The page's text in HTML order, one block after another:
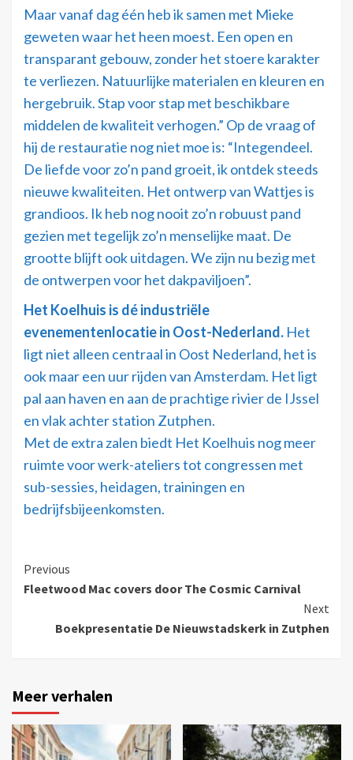
Maar vanaf dag één heb ik samen met Mieke
geweten waar het heen moest. Een open en
transparant gebouw, zonder het stoere karakter
te verliezen. Natuurlijke materialen en kleuren en
hergebruik. Stap voor stap met beschikbare
middelen de kwaliteit verhogen.” Op de vraag of
hij de restauratie nog niet moe is: “Integendeel.
De liefde voor zo’n pand groeit, ik ontdek steeds
nieuwe kwaliteiten. Het ontwerp van Wattjes is
grandioos. Ik heb nog nooit zo’n robuust pand
gezien met tegelijk zo’n menselijke maat. De
grootte blijft ook uitdagen. We zijn nu bezig met
de ontwerpen voor het dakpaviljoen”.
Het Koelhuis is dé industriële
evenementenlocatie in Oost-Nederland. Het
ligt niet alleen centraal in Oost Nederland, het is
ook maar een uur rijden van Amsterdam. Het ligt
pal aan haven en aan de prachtige rivier de IJssel
en vlak achter station Zutphen.
Met de extra zalen biedt Het Koelhuis nog meer
ruimte voor werk-ateliers tot congressen met
sub-sessies, heidagen, trainingen en
bedrijfsbijeenkomsten.
Previous
Fleetwood Mac covers door The Cosmic Carnival
Next
Boekpresentatie De Nieuwstadskerk in Zutphen
Meer verhalen